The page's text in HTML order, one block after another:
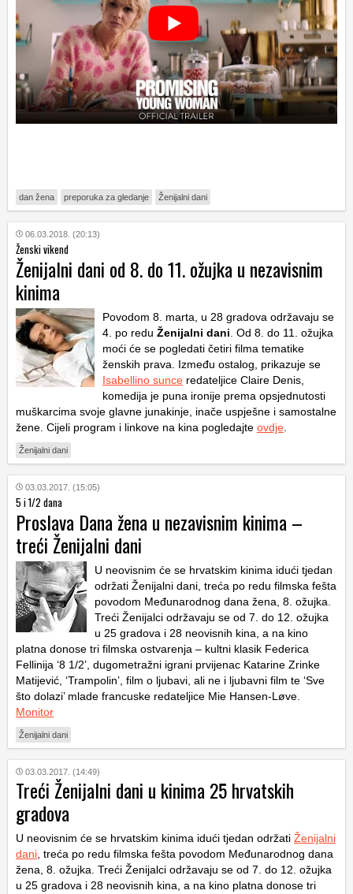
dan žena preporuka za gledanje Ženijalni dani
06.03.2018. (20:13)
Ženski vikend
Ženijalni dani od 8. do 11. ožujka u nezavisnim
kinima
Povodom 8. marta, u 28 gradova održavaju se
4. po redu Ženijalni dani . Od 8. do 11. ožujka
moći će se pogledati četiri filma tematike
ženskih prava. Između ostalog, prikazuje se
Isabellino sunce redateljice Claire Denis,
komedija je puna ironije prema opsjednutosti
muškarcima svoje glavne junakinje, inače uspješne i samostalne
žene. Cijeli program i linkove na kina pogledajte ovdje
Ženijalni dani
03.03.2017. (15:05)
5 i 1/2 dana
Proslava Dana žena u nezavisnim kinima –
treći Ženijalni dani
U neovisnim će se hrvatskim kinima idući tjedan
održati Ženijalni dani, treća po redu filmska fešta
povodom Međunarodnog dana žena, 8. ožujka.
Treći Ženijalci održavaju se od 7. do 12. ožujka
u 25 gradova i 28 neovisnih kina, a na kino
platna donose tri filmska ostvarenja – kultni klasik Federica
Fellinija ‘8 1/2’, dugometražni igrani prvijenac Katarine Zrinke
Matijević, ‘Trampolin’, film o ljubavi, ali ne i ljubavni film te ‘Sve
što dolazi’ mlade francuske redateljice Mie Hansen-Løve.
Monitor
Ženijalni dani
03.03.2017. (14:49)
Treći Ženijalni dani u kinima 25 hrvatskih
gradova
U neovisnim će se hrvatskim kinima idući tjedan održati Ženijalni
dani , treća po redu filmska fešta povodom Međunarodnog dana
žena, 8. ožujka. Treći Ženijalci održavaju se od 7. do 12. ožujka
u 25 gradova i 28 neovisnih kina, a na kino platna donose tri